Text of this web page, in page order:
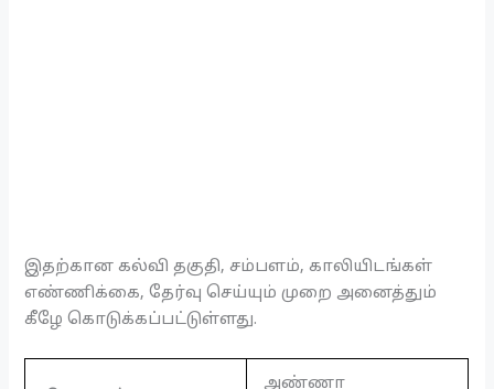
இதற்கான கல்வி தகுதி, சம்பளம், காலியிடங்கள்
எண்ணிக்கை, தேர்வு செய்யும் முறை அனைத்தும்
கீழே கொடுக்கப்பட்டுள்ளது.
அண்ணா